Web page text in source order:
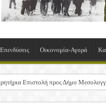
Οικονομία-Αγορά
Επιστολή προς Δήμο